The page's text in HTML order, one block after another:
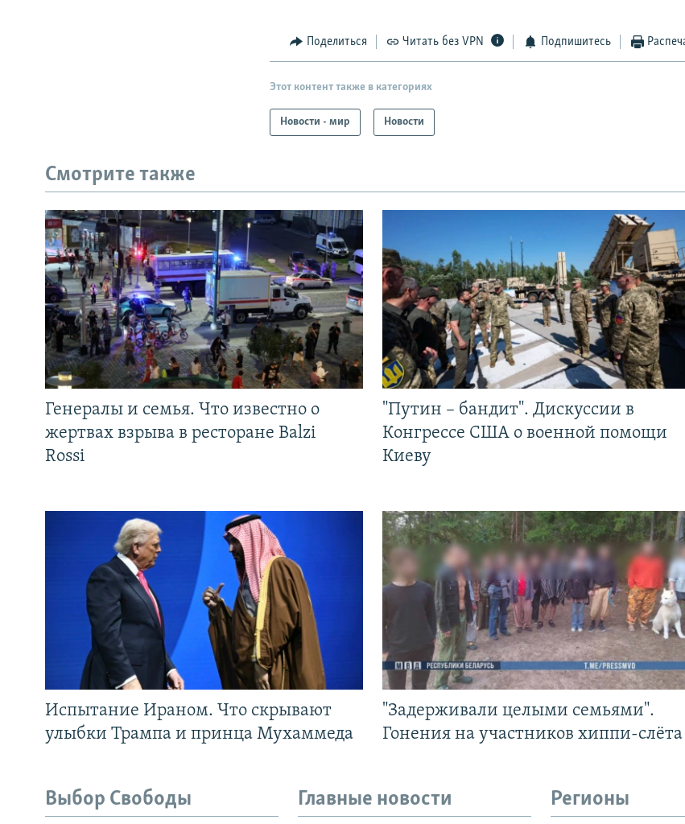
Поделиться Читать без VPN Подпишитесь
Этот контент также в категориях
Новости - мир Новости
Смотрите также
Генералы и семья. Что известно о
жертвах взрыва в ресторане Balzi
Rossi
"Путин – бандит". Дискуссии в
Конгрессе США о военной помощи
Киеву
Испытание Ираном. Что скрывают
улыбки Трампа и принца Мухаммеда
"Задерживали целыми семьями".
Гонения на участников хиппи-слёта
Выбор Свободы Главные новости Регионы